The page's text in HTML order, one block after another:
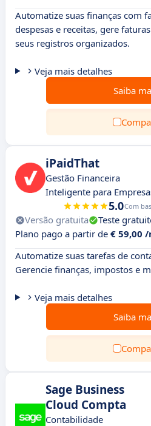
Automatize suas finanças com
despesas e receitas, gere
seus registros organizados.
Veja mais detalhes
Saiba
iPaidThat
Gestão Financeira
Inteligente para
5.0Com
Versão gratuita Teste
Plano pago a partir de € 59,00
Automatize suas tarefas de
Gerencie finanças, impostos e
Veja mais detalhes
Saiba
Sage Business
Cloud Compta
Contabilidade